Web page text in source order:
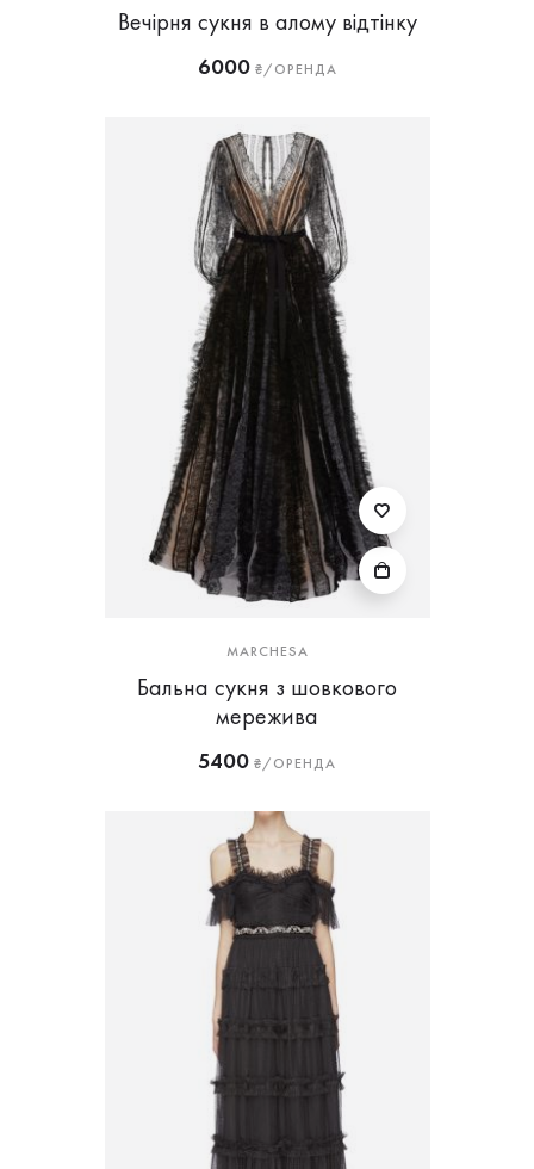
Вечірня сукня в алому відтінку
6000₴/ОРЕНДА
MARCHESA
Бальна сукня з шовкового
мережива
5400 ₴/ОРЕНДА